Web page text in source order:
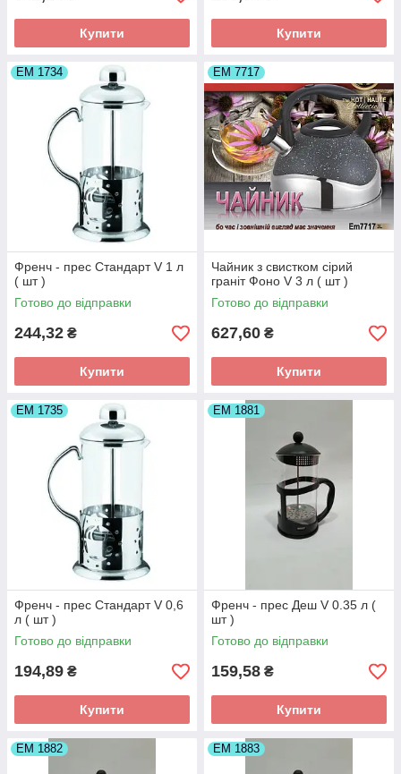
Купити Купити
ЕМ 1734
Френч - прес Стандарт V 1 л
( шт )
Готово до відправки
244,32 ₴
Купити
ЕМ 7717
Чайник з свистком сірий
граніт Фоно V 3 л ( шт )
Готово до відправки
627,60 ₴
Купити
ЕМ 1735
Френч - прес Стандарт V 0,6
л ( шт )
Готово до відправки
194,89 ₴
Купити
ЕМ 1881
Френч - прес Деш V 0.35 л (
шт )
Готово до відправки
159,58 ₴
Купити
ЕМ 1882 ЕМ 1883